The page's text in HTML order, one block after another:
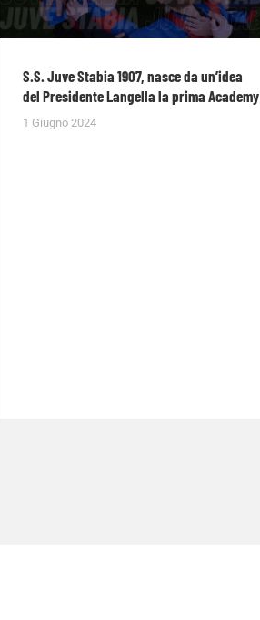
S.S. Juve Stabia 1907, nasce da un’idea
del Presidente Langella la prima Academy
1 Giugno 2024